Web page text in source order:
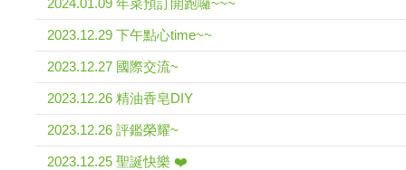
2024.01.09 年菜預訂開跑囉~~~
2023.12.29 下午點心time~~
2023.12.27 國際交流~
2023.12.26 精油香皂DIY
2023.12.26 評鑑榮耀~
2023.12.25 聖誕快樂 ❤️